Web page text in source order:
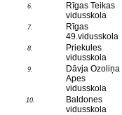
6.
Rīgas Teikas
vidusskola
7.
Rīgas
49.vidusskola
8.
Priekules
vidusskola
9.
Dāvja Ozoliņa
Apes
vidusskola
10.
Baldones
vidusskola